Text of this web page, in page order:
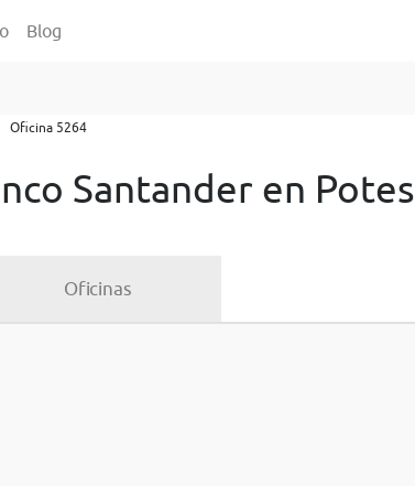
Blog
Oficina 5264
Santander en Potes
Oficinas